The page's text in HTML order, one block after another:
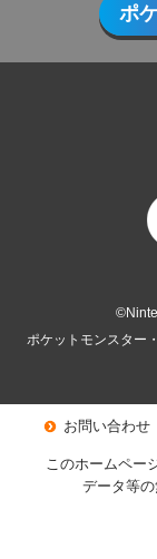
ポ
ポケットモンスター
お問い合わせ
このホームペー
データ等の